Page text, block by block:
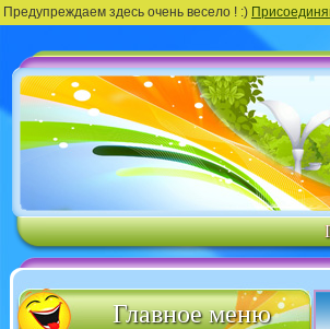
Предупреждаем здесь очень весело ! :)
Главное меню